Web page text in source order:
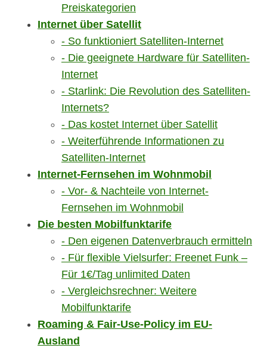
Preiskategorien
Internet über Satellit
So funktioniert Satelliten-Internet
Die geeignete Hardware für Satelliten-
Internet
Starlink: Die Revolution des Satelliten-
Internets?
Das kostet Internet über Satellit
Weiterführende Informationen zu
Satelliten-Internet
Internet-Fernsehen im Wohnmobil
Vor- & Nachteile von Internet-
Fernsehen im Wohnmobil
Die besten Mobilfunktarife
Den eigenen Datenverbrauch ermitteln
Für flexible Vielsurfer: Freenet Funk –
Für 1€/Tag unlimited Daten
Vergleichsrechner: Weitere
Mobilfunktarife
Roaming & Fair-Use-Policy im EU-
Ausland